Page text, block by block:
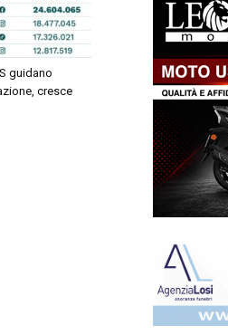
guidano
cresce